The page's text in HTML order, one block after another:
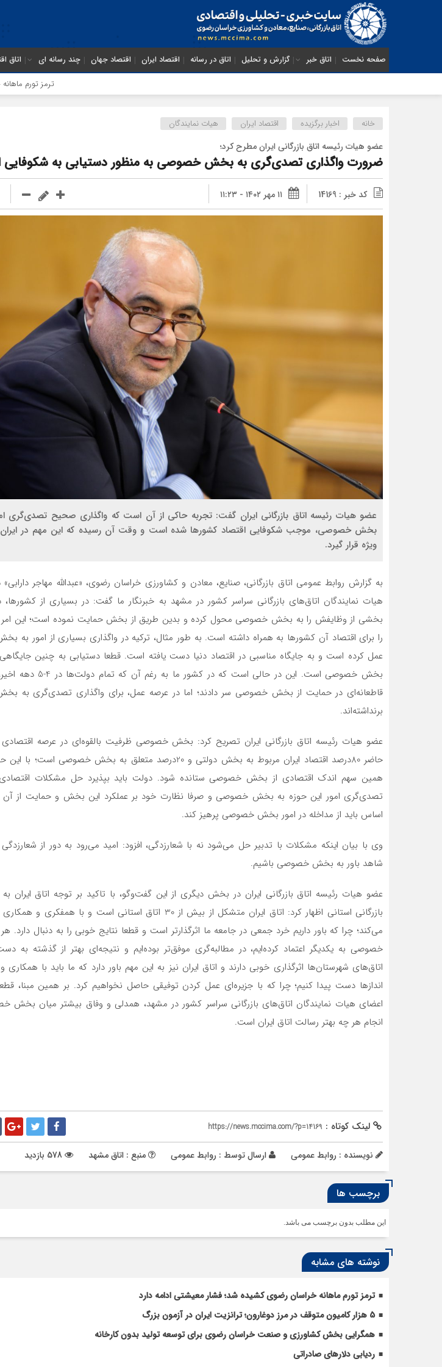
صفحه نخست اتاق خبر گزارش و تحلیل اتاق در رسانه اقتصاد ایران اقتصاد جهان چند رسانه ای اتاق
ترمز تورم ماهانه خراسان
خانه اخبار برگزیده اقتصاد ایران هیات نمایندگان
عضو هیات رئیسه اتاق بازرگانی ایران مطرح کرد؛
ضرورت واگذاری تصدی‌گری به بخش خصوصی به منظور دستیابی به شکوفایی
کد خبر : 14169 ۱۱ مهر ۱۴۰۲ - ۱۱:۲۳
عضو هیات رئیسه اتاق بازرگانی ایران گفت: تجربه حاکی از آن است که واگذاری صحیح تصدی‌گری
بخش خصوصی، موجب شکوفایی اقتصاد کشورها شده است و وقت آن رسیده که این مهم در ایران
ویژه قرار گیرد.
به گزارش روابط عمومی اتاق بازرگانی، صنایع، معادن و کشاورزی خراسان رضوی، «عبدالله مهاجر
هیات نمایندگان اتاق‌های بازرگانی سراسر کشور در مشهد به خبرنگار ما گفت: در بسیاری از
بخشی از وظایفش را به بخش خصوصی محول کرده و بدین طریق از بخش حمایت نموده است؛ این امر
را برای اقتصاد آن کشورها به همراه داشته است. به طور مثال، ترکیه در واگذاری بسیاری از امور
عمل کرده است و به جایگاه مناسبی در اقتصاد دنیا دست یافته است. قطعا دستیابی به چنین جایگاهی
بخش خصوصی است. این در حالی است
قاطعانه‌ای در حمایت از بخش خصوصی سر دادند؛ اما در عرصه عمل، برای واگذاری تصدی‌گری به
برنداشته‌اند.
عضو هیات رئیسه اتاق بازرگانی ایران تصریح کرد: بخش خصوصی ظرفیت بالقوه‌ای در عرصه اقتصادی
حاضر 80درصد اقتصاد ایران مربوط به بخش دولتی و 20درصد متعلق به بخش خصوصی
همین سهم اندک اقتصادی از بخش خصوصی ستانده شود. دولت باید بپذیرد حل مشکلات اقتصادی
تصدی‌گری امور این حوزه به بخش خصوصی و صرفا نظارت خود بر عملکرد این بخش و حمایت از
اساس باید از مداخله در امور بخش خصوصی پرهیز کند.
وی با بیان اینکه مشکلات با تدبیر حل می‌شود نه با شعارزدگی، افزود: امید می‌رود به دور از
شاهد باور به بخش خصوصی باشیم.
عضو هیات رئیسه اتاق بازرگانی ایران در بخش دیگری از این گفت‌وگو، با تاکید بر توجه اتاق ایران
بازرگانی استانی اظهار کرد: اتاق ایران متشکل از بیش از 30 اتاق استانی است و
می‌کند؛ چرا که باور داریم خرد جمعی در جامعه ما اثرگذارتر است و قطعا نتایج خوبی را به دنبال
خصوصی به یکدیگر اعتماد کرده‌ایم، در مطالبه‌گری موفق‌تر بوده‌ایم و نتیجه‌ای بهتر از گذشته به
اتاق‌های شهرستان‌ها اثرگذاری خوبی دارند و اتاق ایران نیز به این مهم باور دارد که ما باید با
اندازها دست پیدا کنیم؛ چرا که با جزیره‌ای عمل کردن توفیقی حاصل نخواهیم کرد. بر همین مبنا،
اعضای هیات نمایندگان اتاق‌های بازرگانی سراسر کشور در مشهد، همدلی و وفاق بیشتر میان بخش
انجام هر چه بهتر رسالت اتاق ایران است.
لینک کوتاه : https://news.mccima.com/?p=14169
نویسنده : روابط عمومی ارسال توسط : روابط عمومی منبع : اتاق مشهد
برچسب ها
این مطلب بدون برچسب می باشد.
نوشته های مشابه
ترمز تورم ماهانه خراسان رضوی کشیده شد؛ فشار معیشتی ادامه دارد
5 هزار کامیون متوقف در مرز دوغارون؛ ترانزیت ایران در آزمون بزرگ
همگرایی بخش کشاورزی و صنعت خراسان رضوی برای توسعه تولید بدون کارخانه
ردیابی دلارهای صادراتی